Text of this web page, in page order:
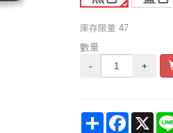
庫存限量 47
數量
-
+
ShareFacebook
X